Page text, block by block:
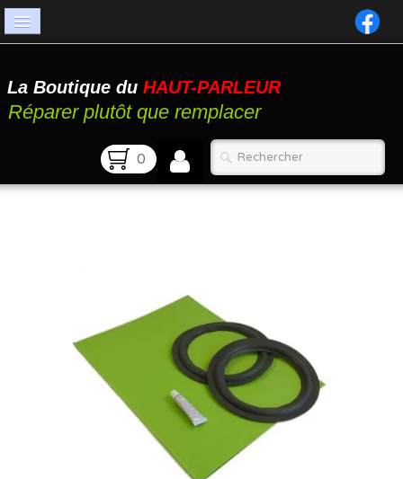
Catalogue
Atelier
La Boutique du HAUT-PARLEUR
Réparer plutôt que remplacer
0